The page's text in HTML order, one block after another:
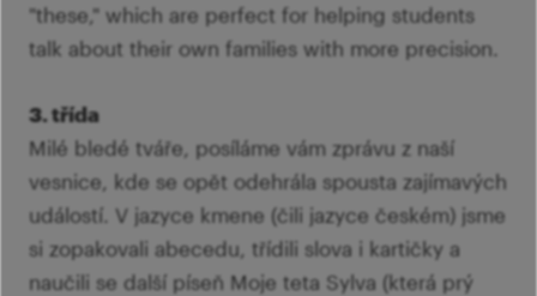
"these," which are perfect for helping students
talk about their own families with more precision.
3. třída
Milé bledé tváře, posíláme vám zprávu z naší
vesnice, kde se opět odehrála spousta zajímavých
událostí. V jazyce kmene (čili jazyce českém) jsme
si zopakovali abecedu, třídili slova i kartičky a
naučili se další píseň Moje teta Sylva (která prý